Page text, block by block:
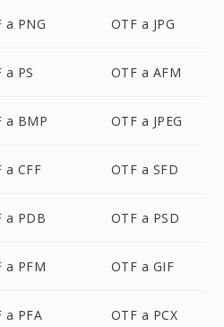
a PNG OTF a JPG
a PS OTF a AFM
a BMP OTF a JPEG
a CFF OTF a SFD
a PDB OTF a PSD
a PFM OTF a GIF
a PFA OTF a PCX